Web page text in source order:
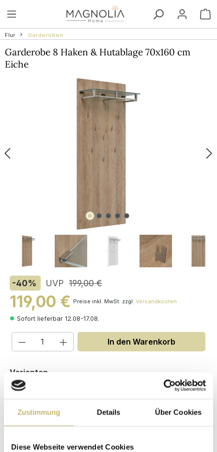
Zustimmung Details Über Cookies
Diese Webseite verwendet Cookies
Zum Hauptinhalt springen
Flur Garderoben
Garderobe 8 Haken & Hutablage 70x160 cm
Eiche
Bildergalerie überspringen
-40% UVP 199,00 €
119,00 € Preise inkl. MwSt. zzgl. Versandkosten
Sofort lieferbar 12.08-17.08.
Produkt Anzahl: Gib den
In den Warenkorb
Varianten